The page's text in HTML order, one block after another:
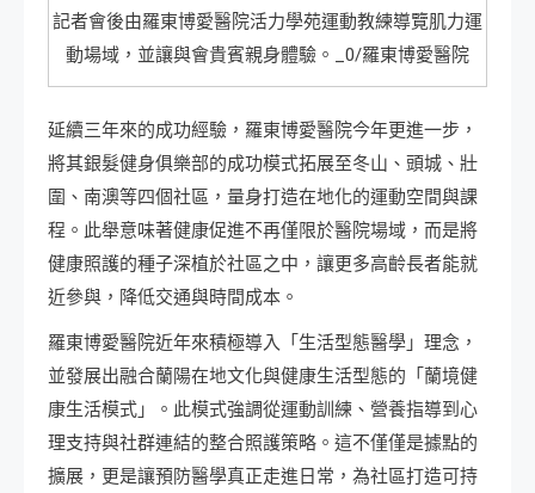
記者會後由羅東博愛醫院活力學苑運動教練導覽肌力運
動場域，並讓與會貴賓親身體驗。_0/羅東博愛醫院
延續三年來的成功經驗，羅東博愛醫院今年更進一步，
將其銀髮健身俱樂部的成功模式拓展至冬山、頭城、壯
圍、南澳等四個社區，量身打造在地化的運動空間與課
程。此舉意味著健康促進不再僅限於醫院場域，而是將
健康照護的種子深植於社區之中，讓更多高齡長者能就
近參與，降低交通與時間成本。
羅東博愛醫院近年來積極導入「生活型態醫學」理念，
並發展出融合蘭陽在地文化與健康生活型態的「蘭境健
康生活模式」。此模式強調從運動訓練、營養指導到心
理支持與社群連結的整合照護策略。這不僅僅是據點的
擴展，更是讓預防醫學真正走進日常，為社區打造可持